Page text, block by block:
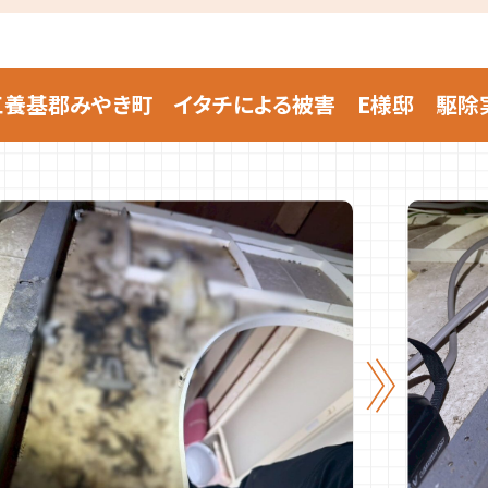
養基郡みやき町 イタチによる被害 E様邸 駆除